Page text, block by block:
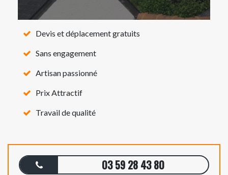
Devis et déplacement gratuits
Sans engagement
Artisan passionné
Prix Attractif
Travail de qualité
03 59 28 43 80